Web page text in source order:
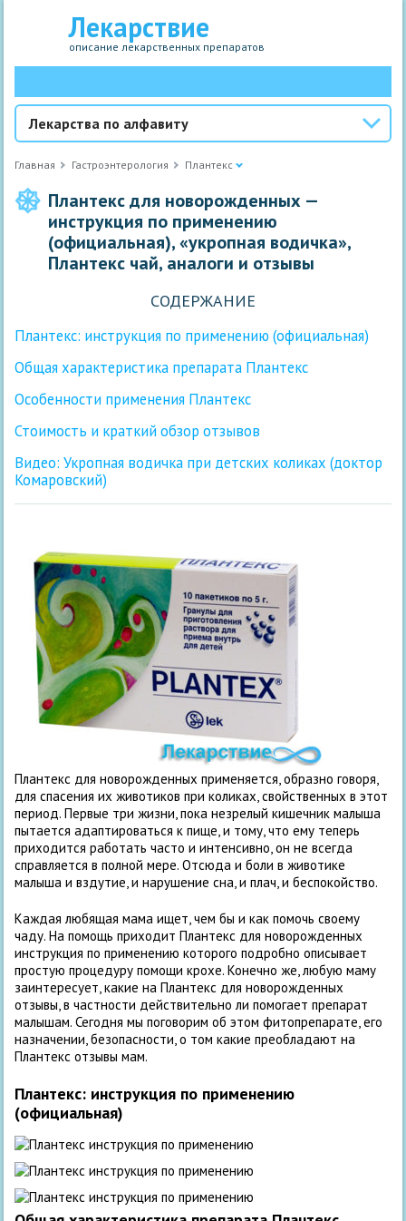
Лекарствие
описание лекарственных препаратов
Лекарства по алфавиту
Главная Гастроэнтерология Плантекс
Плантекс для новорожденных —
инструкция по применению
(официальная), «укропная водичка»,
Плантекс чай, аналоги и отзывы
СОДЕРЖАНИЕ
Плантекс: инструкция по применению (официальная)
Общая характеристика препарата Плантекс
Особенности применения Плантекс
Стоимость и краткий обзор отзывов
Видео: Укропная водичка при детских коликах (доктор
Комаровский)
Плантекс для новорожденных применяется, образно говоря,
для спасения их животиков при коликах, свойственных в этот
период. Первые три жизни, пока незрелый кишечник малыша
пытается адаптироваться к пище, и тому, что ему теперь
приходится работать часто и интенсивно, он не всегда
справляется в полной мере. Отсюда и боли в животике
малыша и вздутие, и нарушение сна, и плач, и беспокойство.
Каждая любящая мама ищет, чем бы и как помочь своему
чаду. На помощь приходит Плантекс для новорожденных
инструкция по применению которого подробно описывает
простую процедуру помощи крохе. Конечно же, любую маму
заинтересует, какие на Плантекс для новорожденных
отзывы, в частности действительно ли помогает препарат
малышам. Сегодня мы поговорим об этом фитопрепарате, его
назначении, безопасности, о том какие преобладают на
Плантекс отзывы мам.
Плантекс: инструкция по применению
(официальная)